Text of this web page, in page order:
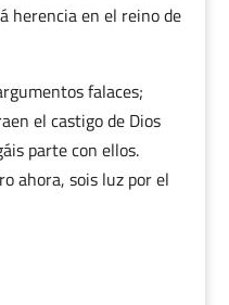
herencia en el reino de
falaces;
el castigo de Dios
parte con ellos.
ahora, sois luz por el